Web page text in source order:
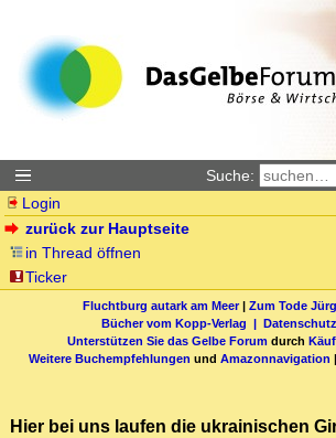
Suche:
Login
zurück zur Hauptseite
in Thread öffnen
Ticker
Fluchtburg autark am Meer| Zum Tode
Bücher vom Kopp-Verlag |
Unterstützen Sie das Gelbe Forum durch
Weitere Buchempfehlungen und Amazonnavigation |
Hier bei uns laufen die ukrainischen